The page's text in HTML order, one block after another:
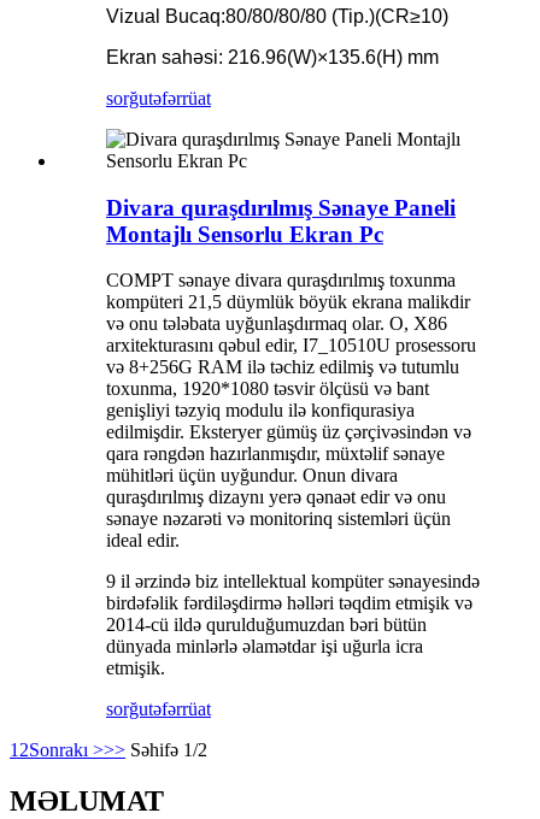
Vizual Bucaq:80/80/80/80 (Tip.)(CR≥10)
Ekran sahəsi: 216.96(W)×135.6(H) mm
sorğutəfərrüat
Divara quraşdırılmış Sənaye Paneli
Montajlı Sensorlu Ekran Pc
COMPT sənaye divara quraşdırılmış toxunma
kompüteri 21,5 düymlük böyük ekrana malikdir
və onu tələbata uyğunlaşdırmaq olar. O, X86
arxitekturasını qəbul edir, I7_10510U prosessoru
və 8+256G RAM ilə təchiz edilmiş və tutumlu
toxunma, 1920*1080 təsvir ölçüsü və bant
genişliyi təzyiq modulu ilə konfiqurasiya
edilmişdir. Eksteryer gümüş üz çərçivəsindən və
qara rəngdən hazırlanmışdır, müxtəlif sənaye
mühitləri üçün uyğundur. Onun divara
quraşdırılmış dizaynı yerə qənaət edir və onu
sənaye nəzarəti və monitorinq sistemləri üçün
ideal edir.
9 il ərzində biz intellektual kompüter sənayesində
birdəfəlik fərdiləşdirmə həlləri təqdim etmişik və
2014-cü ildə qurulduğumuzdan bəri bütün
dünyada minlərlə əlamətdar işi uğurla icra
etmişik.
sorğutəfərrüat
1 2Sonrakı >>> Səhifə 1/2
MƏLUMAT